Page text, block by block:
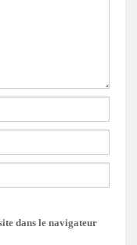
dans le navigateur